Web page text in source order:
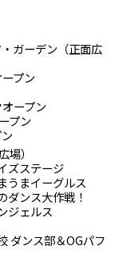
ガーデン（正面広
プン
ープン
プン
場）
ズステージ
うまイーグルス
ダンス大作戦！
ジェルス
ダンス部＆OGパフ